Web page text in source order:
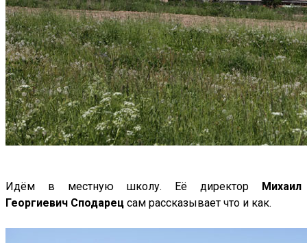
Идём в местную школу. Её директор
Михаил
Георгиевич Сподарец сам рассказывает что и как.